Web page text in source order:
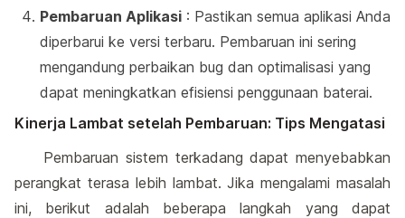
Pembaruan Aplikasi : Pastikan semua aplikasi Anda
diperbarui ke versi terbaru. Pembaruan ini sering
mengandung perbaikan bug dan optimalisasi yang
dapat meningkatkan efisiensi penggunaan baterai.
Kinerja Lambat setelah Pembaruan: Tips Mengatasi
Pembaruan sistem terkadang dapat menyebabkan
perangkat terasa lebih lambat. Jika mengalami masalah
ini, berikut adalah beberapa langkah yang dapat